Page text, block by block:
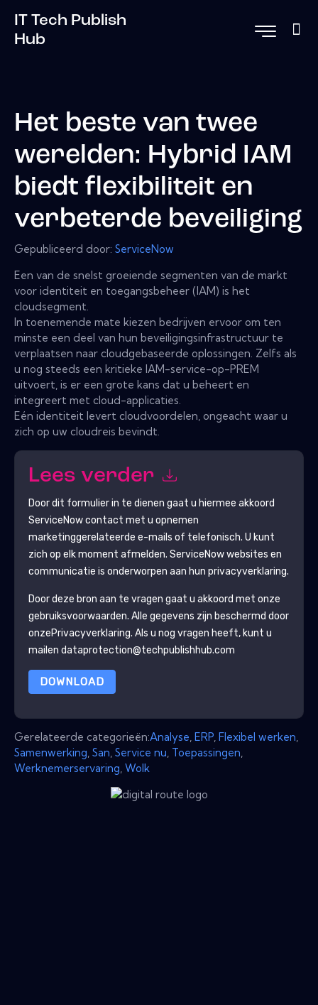
IT Tech Publish
Hub
Het beste van twee
werelden: Hybrid IAM
biedt flexibiliteit en
verbeterde beveiliging
Gepubliceerd door: ServiceNow
Een van de snelst groeiende segmenten van de markt
voor identiteit en toegangsbeheer (IAM) is het
cloudsegment.
In toenemende mate kiezen bedrijven ervoor om ten
minste een deel van hun beveiligingsinfrastructuur te
verplaatsen naar cloudgebaseerde oplossingen. Zelfs als
u nog steeds een kritieke IAM-service-op-PREM
uitvoert, is er een grote kans dat u beheert en
integreert met cloud-applicaties.
Eén identiteit levert cloudvoordelen, ongeacht waar u
zich op uw cloudreis bevindt.
Lees verder
Door dit formulier in te dienen gaat u hiermee akkoord
ServiceNowcontact met u opnemen
marketinggerelateerde e-mails of telefonisch. U kunt
zich op elk moment afmelden. ServiceNowwebsites en
communicatie is onderworpen aan hun privacyverklaring.
Door deze bron aan te vragen gaat u akkoord met onze
gebruiksvoorwaarden. Alle gegevens zijn beschermd door
onzePrivacyverklaring. Als u nog vragen heeft, kunt u
mailen dataprotection@techpublishhub.com
DOWNLOAD
Gerelateerde categorieën:Analyse ERP Flexibel werken
Samenwerking San Service nu Toepassingen
Werknemerservaring Wolk